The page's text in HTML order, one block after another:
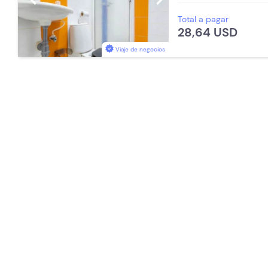
Viaje de negocios
Aceptan Niños
Total a pagar
28,64 USD